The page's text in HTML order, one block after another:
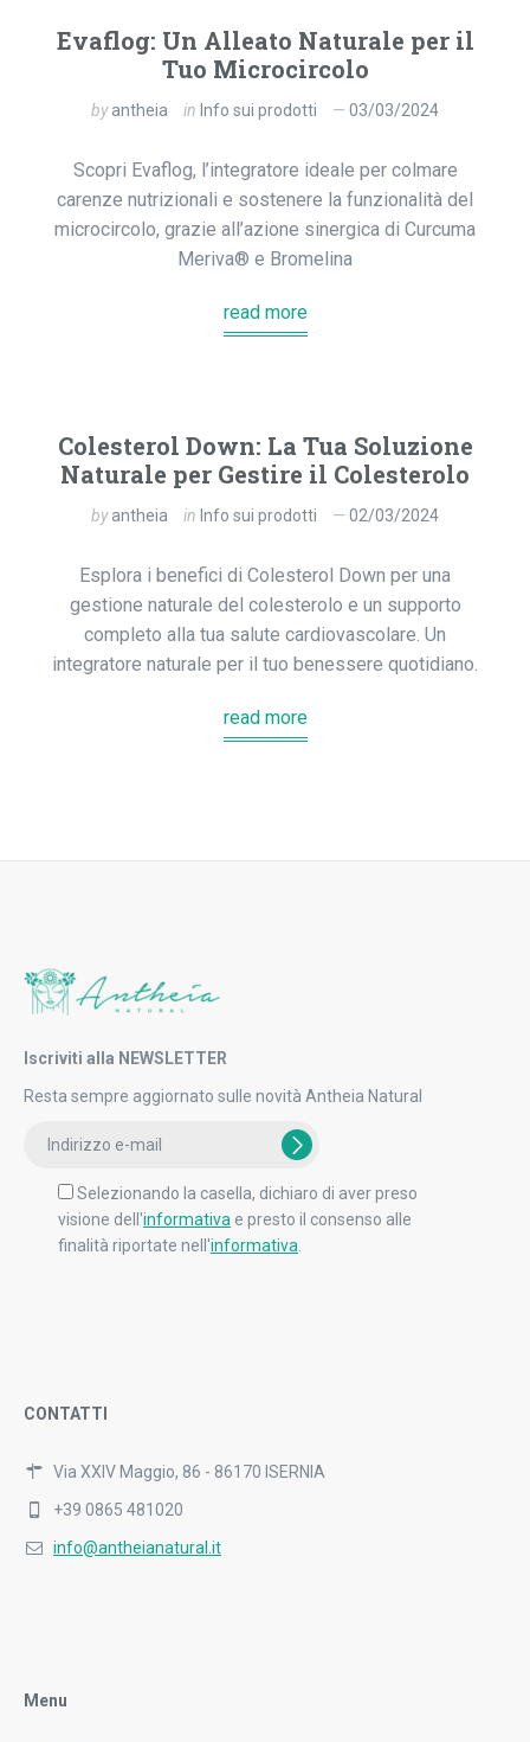
Evaflog: Un Alleato Naturale per il
Tuo Microcircolo
byantheia in Info sui prodotti 03/03/2024
Scopri Evaflog, l’integratore ideale per colmare
carenze nutrizionali e sostenere la funzionalità del
microcircolo, grazie all’azione sinergica di Curcuma
Meriva® e Bromelina
read more
Colesterol Down: La Tua Soluzione
Naturale per Gestire il Colesterolo
byantheia in Info sui prodotti 02/03/2024
Esplora i benefici di Colesterol Down per una
gestione naturale del colesterolo e un supporto
completo alla tua salute cardiovascolare. Un
integratore naturale per il tuo benessere quotidiano.
read more
Iscriviti alla NEWSLETTER
Resta sempre aggiornato sulle novità Antheia Natural
Selezionando la casella, dichiaro di aver preso
visione dell'informativa e presto il consenso alle
finalità riportate nell'informativa
CONTATTI
Via XXIV Maggio, 86 - 86170 ISERNIA
+39 0865 481020
info@antheianatural.it
Menu